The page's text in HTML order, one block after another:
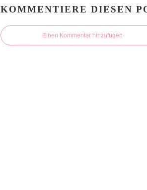
KOMMENTIERE DIESEN
Einen Kommentar hinzufügen